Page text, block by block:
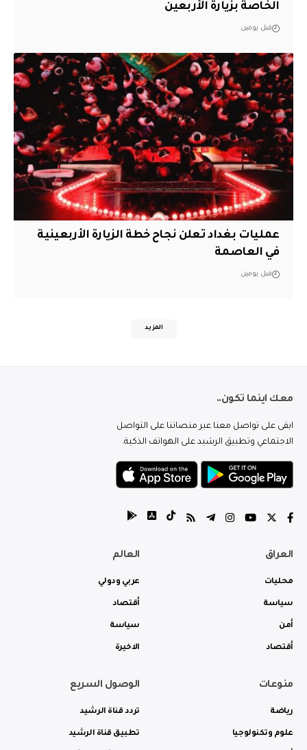
الخاصة بزيارة الأربعين
قبل يومين
عمليات بغداد تعلن نجاح خطة الزيارة الأربعينية
في العاصمة
قبل يومين
المزيد
معك اينما تكون..
ابقى على تواصل معنا عبر منصاتنا على التواصل
الاجتماعي وتطبيق الرشيد على الهواتف الذكية.
العراق
محليات
سياسة
أمن
أقتصاد
العالم
عربي ودولي
أقتصاد
سياسة
الاخيرة
منوعات
رياضة
علوم وتكنولوجيا
الوصول السريع
تردد قناة الرشيد
تطبيق قناة الرشيد